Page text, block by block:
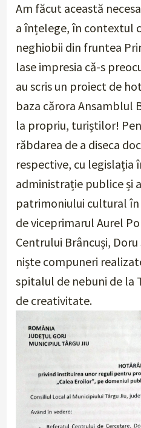
Am făcut această
a înțelege, în contextul
neghiobii din fruntea
lase impresia că-s
au scris un proiect de
baza cărora Ansamblul
la propriu, turiștilor!
răbdarea de a diseca
respective, cu legislația
administrație publice și
patrimoniului cultural
de viceprimarul Aurel
Centrului Brâncuși,
niște compuneri
spitalul de nebuni de la
de creativitate.